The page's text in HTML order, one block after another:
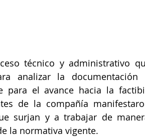
técnico y administrativo
analizar la
para el avance hacia la
de la compañía
surjan y a trabajar de
la normativa vigente.